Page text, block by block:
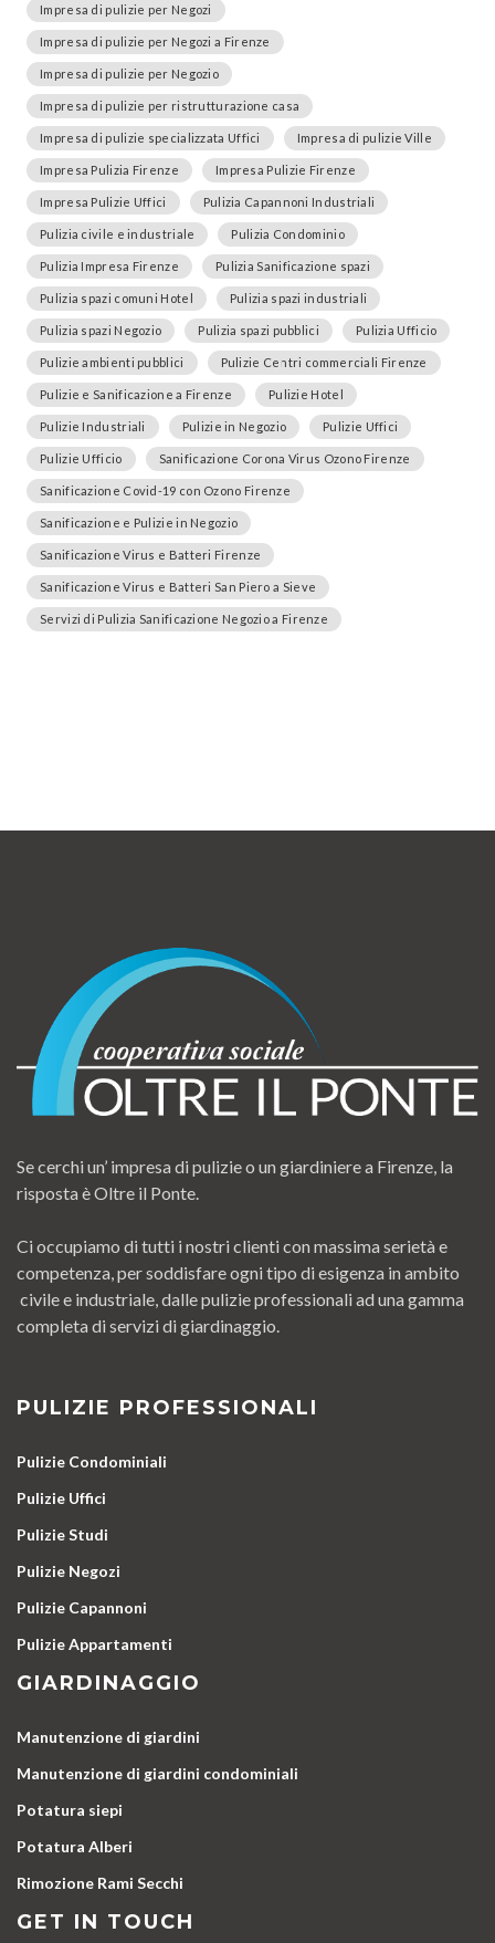
Impresa di pulizie per Negozi
Impresa di pulizie per Negozi a Firenze
Impresa di pulizie per Negozio
Impresa di pulizie per ristrutturazione casa
Impresa di pulizie specializzata Uffici Impresa di pulizie Ville
Impresa Pulizia Firenze Impresa Pulizie Firenze
Impresa Pulizie Uffici Pulizia Capannoni Industriali
Pulizia civile e industriale Pulizia Condominio
Pulizia Impresa Firenze Pulizia Sanificazione spazi
Pulizia spazi comuni Hotel Pulizia spazi industriali
Pulizia spazi Negozio Pulizia spazi pubblici Pulizia Ufficio
Pulizie ambienti pubblici Pulizie Centri commerciali Firenze
Pulizie e Sanificazione a Firenze Pulizie Hotel
Pulizie Industriali Pulizie in Negozio Pulizie Uffici
Pulizie Ufficio Sanificazione Corona Virus Ozono Firenze
Sanificazione Covid-19 con Ozono Firenze
Sanificazione e Pulizie in Negozio
Sanificazione Virus e Batteri Firenze
Sanificazione Virus e Batteri San Piero a Sieve
Servizi di Pulizia Sanificazione Negozio a Firenze
Se cerchi un’ impresa di pulizie o un giardiniere a Firenze, la
risposta è Oltre il Ponte.
Ci occupiamo di tutti i nostri clienti con massima serietà e
competenza, per soddisfare ogni tipo di esigenza in ambito
civile e industriale, dalle pulizie professionali ad una gamma
completa di servizi di giardinaggio.
PULIZIE PROFESSIONALI
Pulizie Condominiali
Pulizie Uffici
Pulizie Studi
Pulizie Negozi
Pulizie Capannoni
Pulizie Appartamenti
GIARDINAGGIO
Manutenzione di giardini
Manutenzione di giardini condominiali
Potatura siepi
Potatura Alberi
Rimozione Rami Secchi
GET IN TOUCH